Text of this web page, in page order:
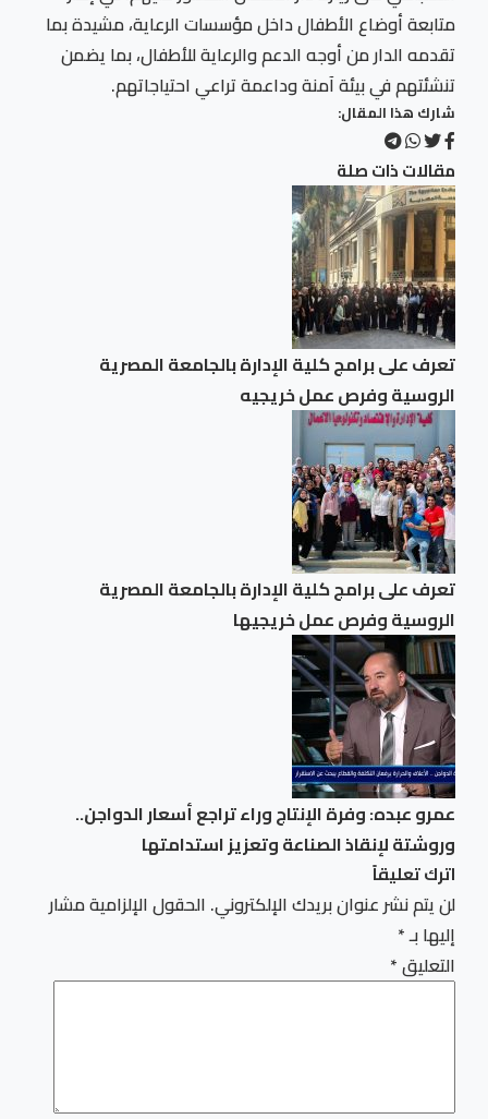
متابعة أوضاع الأطفال داخل مؤسسات الرعاية، مشيدة بما
تقدمه الدار من أوجه الدعم والرعاية للأطفال، بما يضمن
تنشئتهم في بيئة آمنة وداعمة تراعي احتياجاتهم.
شارك هذا المقال:
مقالات ذات صلة
تعرف على برامج كلية الإدارة بالجامعة المصرية
الروسية وفرص عمل خريجيه
تعرف على برامج كلية الإدارة بالجامعة المصرية
الروسية وفرص عمل خريجيها
عمرو عبده: وفرة الإنتاج وراء تراجع أسعار الدواجن..
وروشتة لإنقاذ الصناعة وتعزيز استدامتها
اترك تعليقاً
لن يتم نشر عنوان بريدك الإلكتروني. الحقول الإلزامية مشار
إليها بـ*
التعليق*